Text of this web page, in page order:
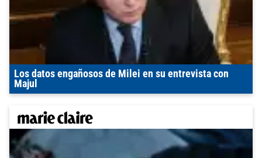
Los datos engañosos de Milei en su entrevista con
Majul